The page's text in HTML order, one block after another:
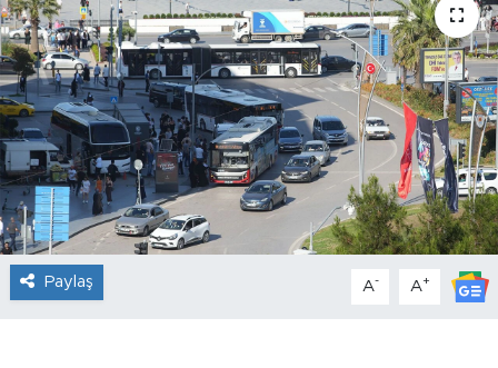
Paylaş A- A+